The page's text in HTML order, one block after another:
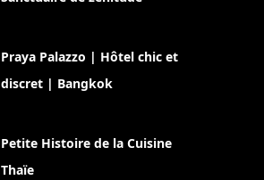
Praya Palazzo | Hôtel chic et
discret | Bangkok
Petite Histoire de la Cuisine
Thaïe